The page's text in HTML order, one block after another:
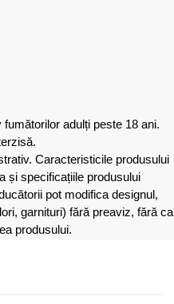
adulți peste 18 ani.
Caracteristicile produsului
și specificațiile produsului
pot modifica designul,
garnituri) fără preaviz, fără ca
produsului.